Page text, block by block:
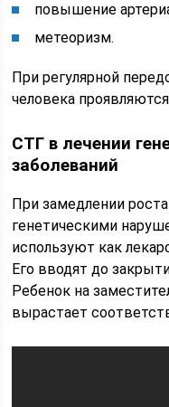
повышение
метеоризм.
При регулярной
человека
СТГ в лечении
заболеваний
При замедлении
генетическими
используют как
Его вводят до
Ребенок на
вырастает